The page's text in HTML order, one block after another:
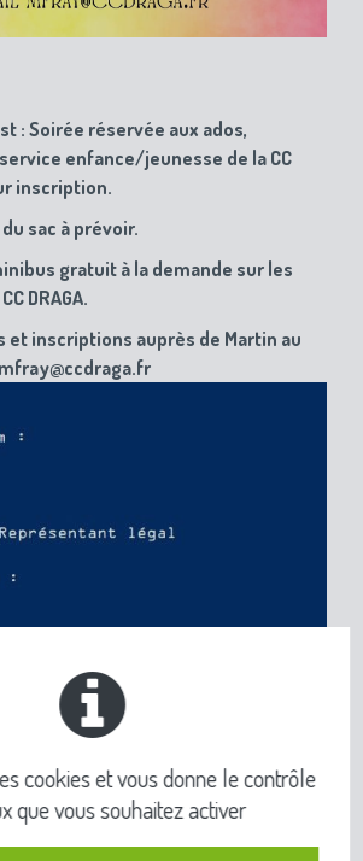
: Soirée réservée aux ados,
enfance/jeunesse de la CC
inscription.
sac à prévoir.
gratuit à la demande sur les
DRAGA.
et inscriptions auprès de Martin au
cookies et vous donne le contrôle
que vous souhaitez activer